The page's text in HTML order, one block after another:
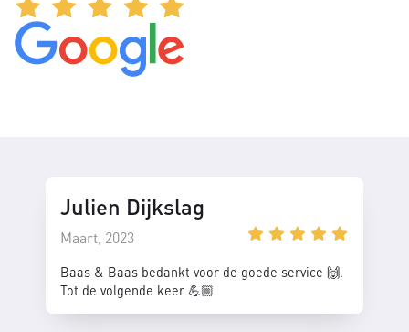
Julien Dijkslag
Maart, 2023
Baas & Baas bedankt voor de goede service 🙌.
Tot de volgende keer 💪🏼